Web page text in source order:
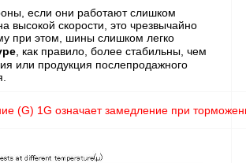
если они работают слишком
высокой скорости, это чрезвычайно
при этом, шины слишком легко
, как правило, более стабильны, чем
или продукция послепродажного
(G) 1G означает замедление при